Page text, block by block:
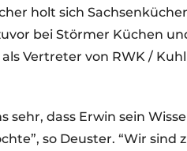
holt sich
bei Störmer Küchen
Vertreter von RWK /
sehr, dass Erwin sein
so Deuster. “Wir sind